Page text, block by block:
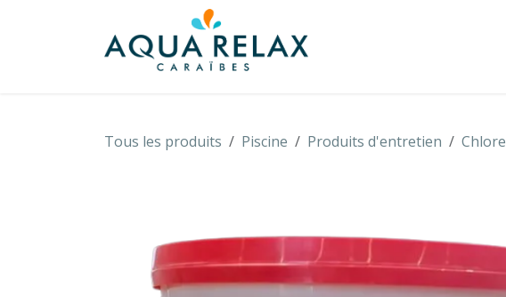
Tous les produits Piscine Produits d'entretien Chlore